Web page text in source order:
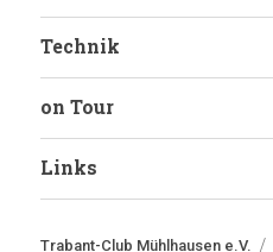
Technik
on Tour
Links
Trabant-Club Mühlhausen e.V.